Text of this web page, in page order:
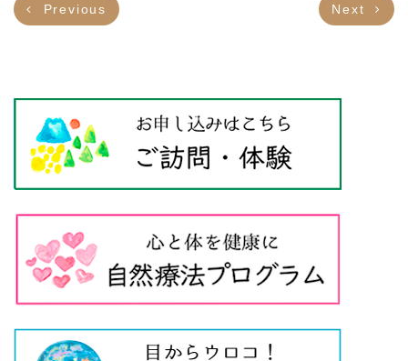
Previous Next